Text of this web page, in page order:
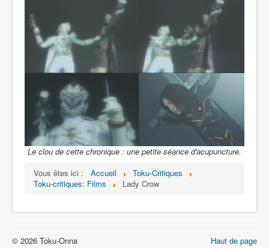
Le clou de cette chronique : une petite séance d'acupuncture.
Vous êtes ici :
Accueil
Toku-Critiques
Toku-critiques: Films
Lady Crow
Haut de page
© 2026 Toku-Onna